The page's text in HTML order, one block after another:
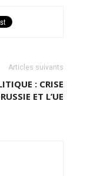
Articles suivants
: CRISE
ET L’UE